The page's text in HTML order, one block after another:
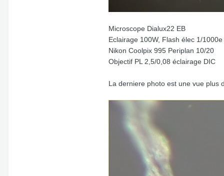
Microscope Dialux22 EB
Eclairage 100W, Flash élec 1/1000e
Nikon Coolpix 995 Periplan 10/20
Objectif PL 2,5/0,08 éclairage DIC
La derniere photo est une vue plus